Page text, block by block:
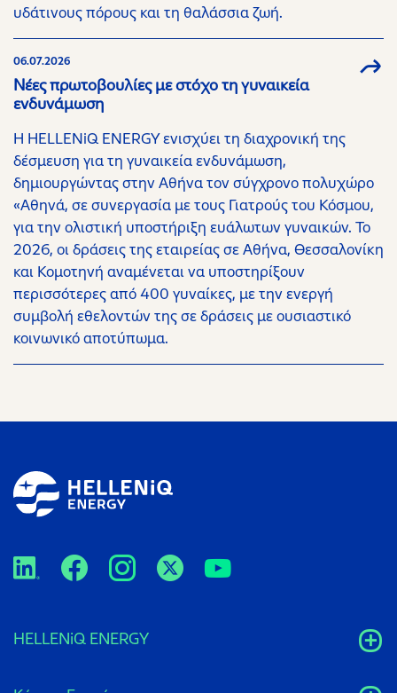
υδάτινους πόρους και τη θαλάσσια ζωή.
06.07.2026
Νέες πρωτοβουλίες με στόχο τη γυναικεία
ενδυνάμωση
H HELLENiQ ENERGY ενισχύει τη διαχρονική της
δέσμευση για τη γυναικεία ενδυνάμωση,
δημιουργώντας στην Αθήνα τον σύγχρονο πολυχώρο
«Αθηνά, σε συνεργασία με τους Γιατρούς του Κόσμου,
για την ολιστική υποστήριξη ευάλωτων γυναικών. Το
2026, οι δράσεις της εταιρείας σε Αθήνα, Θεσσαλονίκη
και Κομοτηνή αναμένεται να υποστηρίξουν
περισσότερες από 400 γυναίκες, με την ενεργή
συμβολή εθελοντών της σε δράσεις με ουσιαστικό
κοινωνικό αποτύπωμα.
HELLENiQ ENERGY